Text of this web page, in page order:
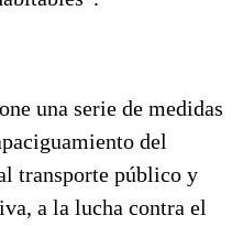
una serie de medidas
del
transporte público y
a la lucha contra el